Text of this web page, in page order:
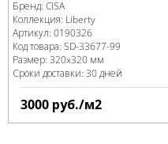
Бренд: CISA
Коллекция: Liberty
Артикул: 0190326
Код товара: SD-33677-99
Размер: 320x320 мм
Сроки доставки: 30 дней
3000 руб./м2